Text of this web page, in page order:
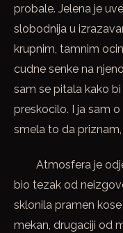
probale. Jelena je
slobodnija u
krupnim, tamnim
cudne senke na
sam se pitala kako
preskocilo. I ja sam
smela to da
Atmosfera je
bio tezak od
sklonila pramen
mekan, drugaciji od